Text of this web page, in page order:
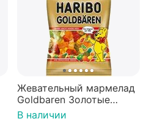
Жевательный мармелад
Goldbaren Золотые
мишки 100г, Германия
В наличии